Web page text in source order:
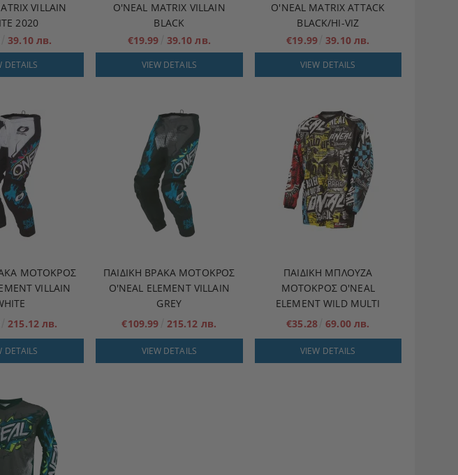
VILLAIN
2020
39.10 лв.
DETAILS
O'NEAL MATRIX VILLAIN
BLACK
€19.99
39.10 лв.
VIEW DETAILS
O'NEAL MATRIX ATTACK
BLACK/HI-VIZ
€19.99 39.10 лв.
VIEW DETAILS
ΜΟΤΟΚΡΌΣ
VILLAIN
215.12 лв.
DETAILS
ΠΑΙΔΙΚΉ ΒΡΆΚΑ ΜΟΤΟΚΡΌΣ
O'NEAL ELEMENT VILLAIN
GREY
€109.99
215.12 лв.
VIEW DETAILS
ΠΑΙΔΙΚΉ ΜΠΛΟΎΖΑ
ΜΟΤΟΚΡΌΣ O'NEAL
ELEMENT WILD MULTI
€35.28 69.00 лв.
VIEW DETAILS